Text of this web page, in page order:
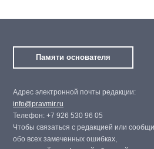
Памяти основателя
Адрес электронной почты редакции:
info@pravmir.ru
Телефон: +7 926 530 96 05
Чтобы связаться с редакцией или
обо всех замеченных ошибках,